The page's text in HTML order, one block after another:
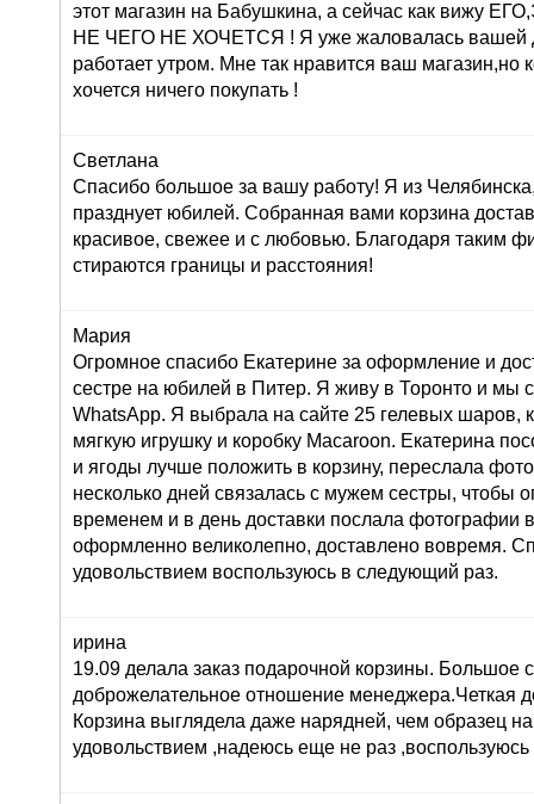
этот магазин на Бабушкина, а сейчас как вижу
НЕ ЧЕГО НЕ ХОЧЕТСЯ ! Я уже жаловалась вашей
работает утром. Мне так нравится ваш магазин,но
хочется ничего покупать !
Светлана
Спасибо большое за вашу работу! Я из
празднует юбилей. Собранная вами корзина
красивое, свежее и с любовью. Благодаря таким
стираются границы и расстояния!
Мария
Огромное спасибо Екатерине за оформление и
сестре на юбилей в Питер. Я живу в Торонто и мы
WhatsApp. Я выбрала на сайте 25 гелевых шаров,
мягкую игрушку и коробку Macaroon. Екатерина
и ягоды лучше положить в корзину, переслала
несколько дней связалась с мужем сестры, чтобы
временем и в день доставки послала фотографии
оформленно великолепно, доставлено вовремя.
удовольствием воспользуюсь в следующий раз.
ирина
19.09 делала заказ подарочной корзины. Большое
доброжелательное отношение менеджера.Четкая
Корзина выглядела даже нарядней, чем образец
удовольствием ,надеюсь еще не раз